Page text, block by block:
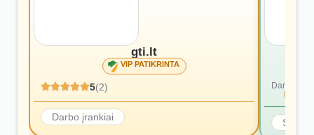
gti.lt
VIP PATIKRINTA
5(2)
Darbo įrankiai
Dar nėra